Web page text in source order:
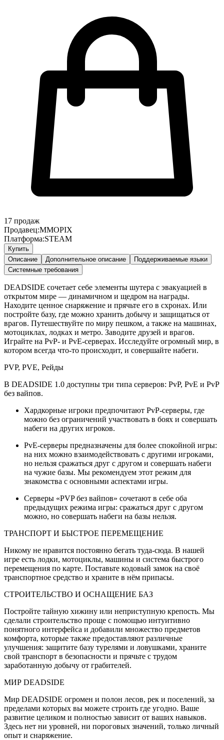
17 продаж
Продавец:MMOPIX
Платформа:STEAM
Купить
Описание
Дополнительное описание
Поддерживаемые языки
Системные требования
DEADSIDE сочетает себе элементы шутера с эвакуацией в
открытом мире — динамичном и щедром на награды.
Находите ценное снаряжение и прячьте его в схронах. Или
постройте базу, где можно хранить добычу и защищаться от
врагов. Путешествуйте по миру пешком, а также на машинах,
мотоциклах, лодках и метро. Заводите друзей и врагов.
Играйте на PvP- и PvE-серверах. Исследуйте огромный мир, в
котором всегда что-то происходит, и совершайте набеги.
PVP, PVE, Рейды
В DEADSIDE 1.0 доступны три типа серверов: PvP, PvE и PvP
без вайпов.
Хардкорные игроки предпочитают PvP-серверы, где
можно без ограничений участвовать в боях и совершать
набеги на других игроков.
PvE-серверы предназначены для более спокойной игры:
на них можно взаимодействовать с другими игроками,
но нельзя сражаться друг с другом и совершать набеги
на чужие базы. Мы рекомендуем этот режим для
знакомства с основными аспектами игры.
Серверы «PVP без вайпов» сочетают в себе оба
предыдущих режима игры: сражаться друг с другом
можно, но совершать набеги на базы нельзя.
ТРАНСПОРТ И БЫСТРОЕ ПЕРЕМЕЩЕНИЕ
Никому не нравится постоянно бегать туда-сюда. В нашей
игре есть лодки, мотоциклы, машины и система быстрого
перемещения по карте. Поставьте кодовый замок на своё
транспортное средство и храните в нём припасы.
СТРОИТЕЛЬСТВО И ОСНАЩЕНИЕ БАЗ
Постройте тайную хижину или неприступную крепость. Мы
сделали строительство проще с помощью интуитивно
понятного интерфейса и добавили множество предметов
комфорта, которые также предоставляют различные
улучшения: защитите базу турелями и ловушками, храните
свой транспорт в безопасности и прячьте с трудом
заработанную добычу от грабителей.
МИР DEADSIDE
Мир DEADSIDE огромен и полон лесов, рек и поселений, за
пределами которых вы можете строить где угодно. Ваше
развитие целиком и полностью зависит от ваших навыков.
Здесь нет ни уровней, ни пороговых значений, только личный
опыт и снаряжение.